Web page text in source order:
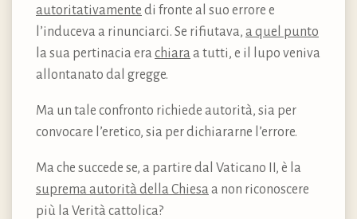
autoritativamente di fronte al suo errore e
l’induceva a rinunciarci. Se rifiutava, a quel punto
la sua pertinacia era chiara a tutti, e il lupo veniva
allontanato dal gregge.
Ma un tale confronto richiede autorità, sia per
convocare l’eretico, sia per dichiararne l’errore.
Ma che succede se, a partire dal Vaticano II, è la
suprema autorità della Chiesa a non riconoscere
più la Verità cattolica?